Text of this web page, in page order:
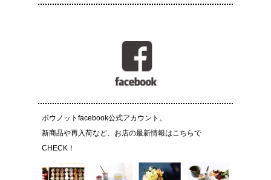
ボウノットfacebook公式アカウント。
新商品や再入荷など、お店の最新情報はこちらで
CHECK！